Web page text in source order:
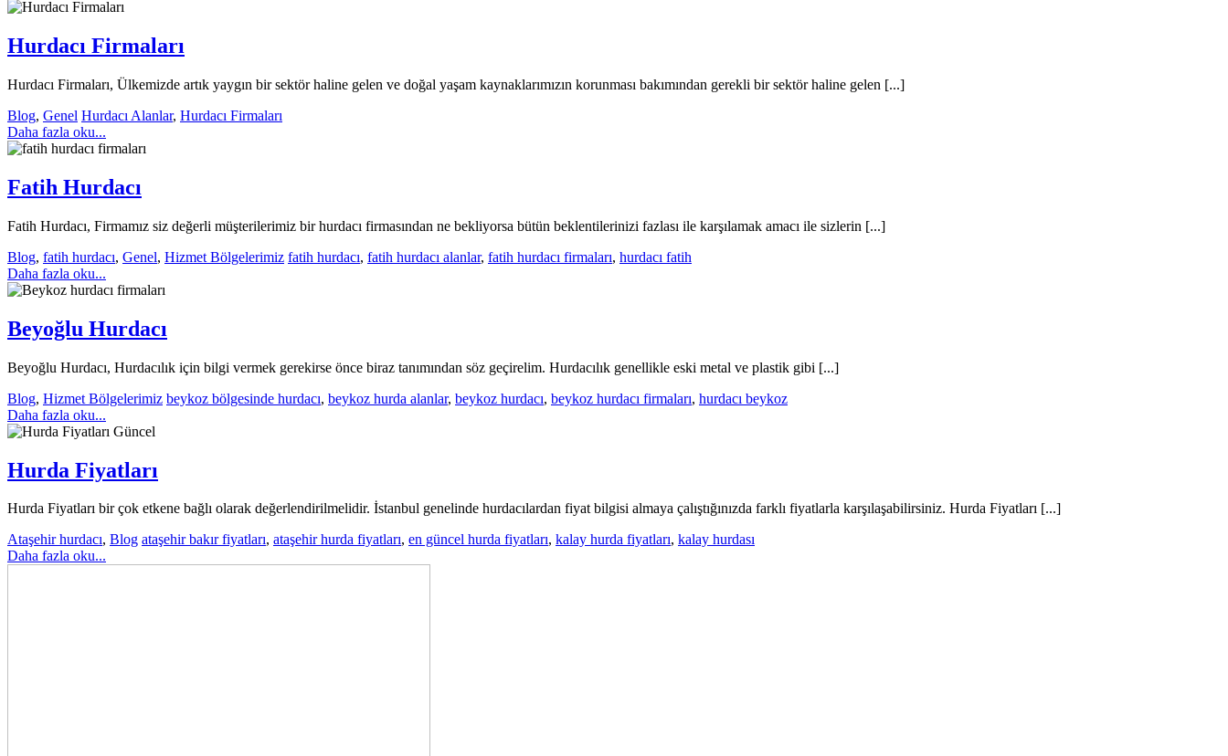
Hurdacı Firmaları
Hurdacı Firmaları, Ülkemizde artık yaygın bir sektör haline gelen ve doğal yaşam kaynaklarımızın korunması bakımından gerekli bir sektör haline gelen [...]
Blog, Genel Hurdacı Alanlar, Hurdacı Firmaları
Daha fazla oku...
Fatih Hurdacı
Fatih Hurdacı, Firmamız siz değerli müşterilerimiz bir hurdacı firmasından ne bekliyorsa bütün beklentilerinizi fazlası ile karşılamak amacı ile sizlerin [...]
Blog, fatih hurdacı, Genel, Hizmet Bölgelerimiz fatih hurdacı, fatih hurdacı alanlar, fatih hurdacı firmaları, hurdacı fatih
Daha fazla oku...
Beyoğlu Hurdacı
Beyoğlu Hurdacı, Hurdacılık için bilgi vermek gerekirse önce biraz tanımından söz geçirelim. Hurdacılık genellikle eski metal ve plastik gibi [...]
Blog, Hizmet Bölgelerimiz beykoz bölgesinde hurdacı, beykoz hurda alanlar, beykoz hurdacı, beykoz hurdacı firmaları, hurdacı beykoz
Daha fazla oku...
Hurda Fiyatları
Hurda Fiyatları bir çok etkene bağlı olarak değerlendirilmelidir. İstanbul genelinde hurdacılardan fiyat bilgisi almaya çalıştığınızda farklı fiyatlarla karşılaşabilirsiniz. Hurda Fiyatları [...]
Ataşehir hurdacı, Blog ataşehir bakır fiyatları, ataşehir hurda fiyatları, en güncel hurda fiyatları, kalay hurda fiyatları, kalay hurdası
Daha fazla oku...